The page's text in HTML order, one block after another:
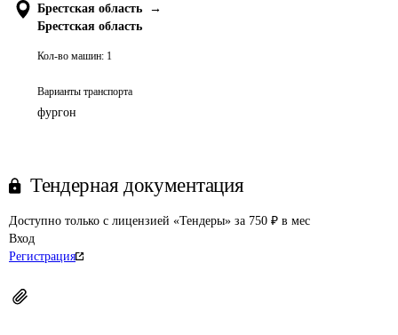
Брестская область
→
Брестская область
Кол-во машин: 1
Варианты транспорта
фургон
Тендерная документация
Доступно только с лицензией «Тендеры» за 750 ₽ в мес
Вход
Регистрация